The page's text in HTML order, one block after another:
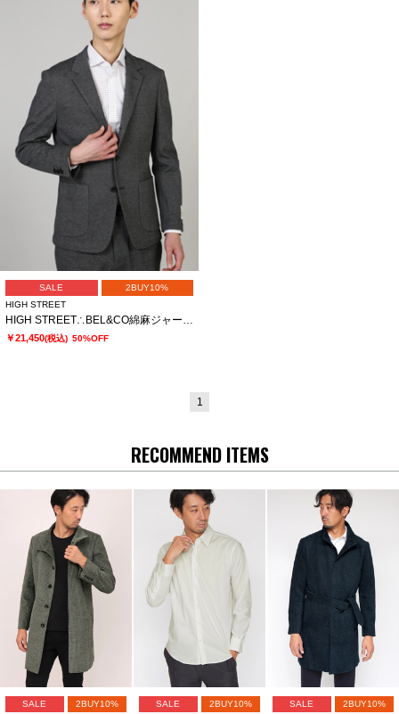
SALE
2BUY10%
HIGH STREET
￥21,450(税込) 50%OFF
1
RECOMMEND ITEMS
SALE
2BUY10%
SALE
2BUY10%
SALE
2BUY10%